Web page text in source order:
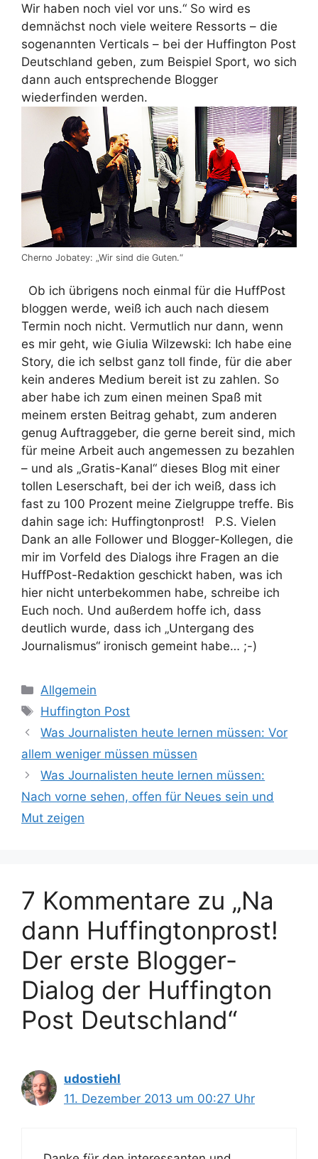
Wir haben noch viel vor uns.“ So wird es
demnächst noch viele weitere Ressorts – die
sogenannten Verticals – bei der Huffington Post
Deutschland geben, zum Beispiel Sport, wo sich
dann auch entsprechende Blogger
wiederfinden werden.
Cherno Jobatey: „Wir sind die Guten.“
Ob ich übrigens noch einmal für die HuffPost
bloggen werde, weiß ich auch nach diesem
Termin noch nicht. Vermutlich nur dann, wenn
es mir geht, wie Giulia Wilzewski: Ich habe eine
Story, die ich selbst ganz toll finde, für die aber
kein anderes Medium bereit ist zu zahlen. So
aber habe ich zum einen meinen Spaß mit
meinem ersten Beitrag gehabt, zum anderen
genug Auftraggeber, die gerne bereit sind, mich
für meine Arbeit auch angemessen zu bezahlen
– und als „Gratis-Kanal“ dieses Blog mit einer
tollen Leserschaft, bei der ich weiß, dass ich
fast zu 100 Prozent meine Zielgruppe treffe. Bis
dahin sage ich: Huffingtonprost! P.S. Vielen
Dank an alle Follower und Blogger-Kollegen, die
mir im Vorfeld des Dialogs ihre Fragen an die
HuffPost-Redaktion geschickt haben, was ich
hier nicht unterbekommen habe, schreibe ich
Euch noch. Und außerdem hoffe ich, dass
deutlich wurde, dass ich „Untergang des
Journalismus“ ironisch gemeint habe… ;-)
Kategorien
Allgemein
Schlagwörter
Huffington Post
Was Journalisten heute lernen müssen: Vor
allem weniger müssen müssen
Was Journalisten heute lernen müssen:
Nach vorne sehen, offen für Neues sein und
Mut zeigen
7 Kommentare zu „Na
dann Huffingtonprost!
Der erste Blogger-
Dialog der Huffington
Post Deutschland“
udostiehl
11. Dezember 2013 um 00:27 Uhr